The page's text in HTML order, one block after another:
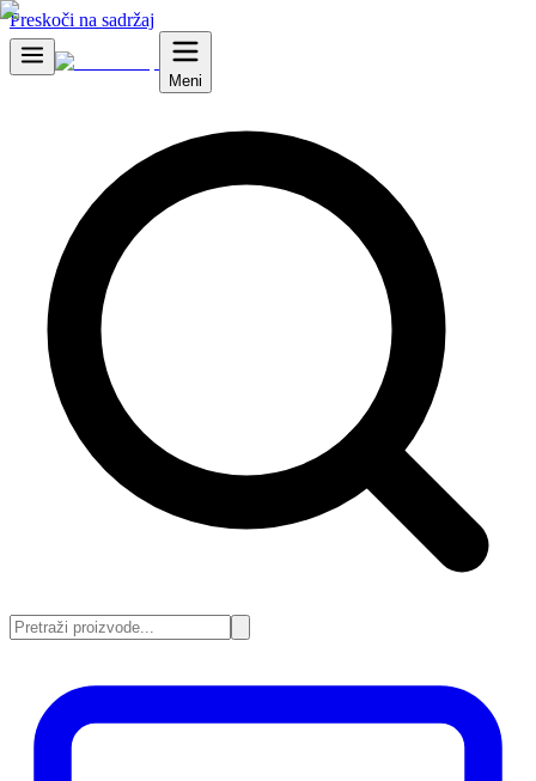
Preskoči na sadržaj
Meni